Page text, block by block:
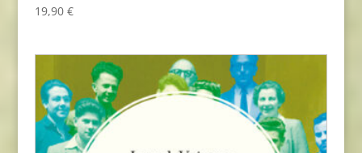
19,90 €